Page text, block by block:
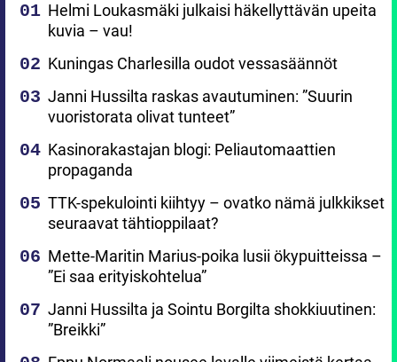
Helmi Loukasmäki julkaisi häkellyttävän upeita
kuvia – vau!
Kuningas Charlesilla oudot vessasäännöt
Janni Hussilta raskas avautuminen: ”Suurin
vuoristorata olivat tunteet”
Kasinorakastajan blogi: Peliautomaattien
propaganda
TTK-spekulointi kiihtyy – ovatko nämä julkkikset
seuraavat tähtioppilaat?
Mette-Maritin Marius-poika lusii ökypuitteissa –
”Ei saa erityiskohtelua”
Janni Hussilta ja Sointu Borgilta shokkiuutinen:
”Breikki”